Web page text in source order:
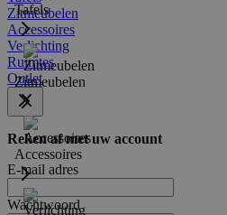
Tafels
Zitmeubelen
Accessoires
Zitmeubelen
Accessoires
Verlichting
Ruimtes
Outlet
Reken af met uw account
E-mail adres
Wachtwoord